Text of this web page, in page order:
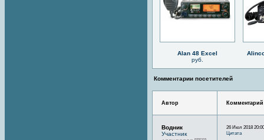
Alan 48 Excel
руб.
Комментарии посетителей
Автор Комментарий
Водник
Участник
26 Июл 2018
Цитата